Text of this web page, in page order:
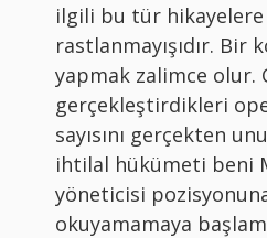
ilgili bu tür hikayelere
rastlanmayışıdır. Bir
yapmak zalimce olur.
gerçekleştirdikleri
sayısını gerçekten
ihtilal hükümeti beni
yöneticisi
okuyamamaya